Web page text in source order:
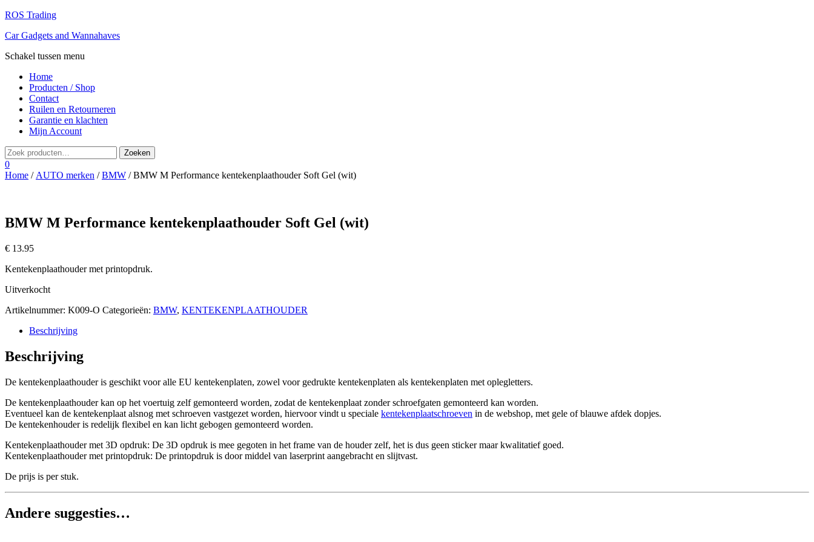
ROS Trading
Car Gadgets and Wannahaves
Schakel tussen menu
Home
Producten / Shop
Contact
Ruilen en Retourneren
Garantie en klachten
Mijn Account
0
Home / AUTO merken /BMW / BMW M Performance kentekenplaathouder Soft Gel (wit)
BMW M Performance kentekenplaathouder Soft Gel (wit)
€ 13.95
Kentekenplaathouder met printopdruk.
Uitverkocht
Artikelnummer: K009-O Categorieën: BMW, KENTEKENPLAATHOUDER
Beschrijving
Beschrijving
De kentekenplaathouder is geschikt voor alle EU kentekenplaten, zowel voor gedrukte kentekenplaten als kentekenplaten met oplegletters.
De kentekenplaathouder kan op het voertuig zelf gemonteerd worden, zodat de kentekenplaat zonder schroefgaten gemonteerd kan worden.
Eventueel kan de kentekenplaat alsnog met schroeven vastgezet worden, hiervoor vindt u speciale kentekenplaatschroeven in de webshop, met gele of blauwe afdek dopjes.
De kentekenhouder is redelijk flexibel en kan licht gebogen gemonteerd worden.
Kentekenplaathouder met 3D opdruk: De 3D opdruk is mee gegoten in het frame van de houder zelf, het is dus geen sticker maar kwalitatief goed.
Kentekenplaathouder met printopdruk: De printopdruk is door middel van laserprint aangebracht en slijtvast.
De prijs is per stuk.
Andere suggesties…